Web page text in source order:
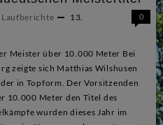
Laufberichte
13.
0
Meister über 10.000 Meter Bei
zeigte sich Matthias Wilshusen
in Topform. Der Vorsitzenden
10.000 Meter den Titel des
wurden dieses Jahr im